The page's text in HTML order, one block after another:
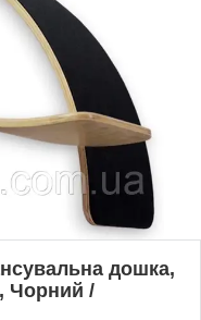
дошка,
Чорний /